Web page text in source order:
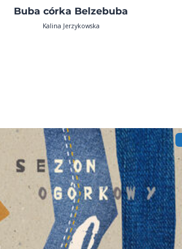
Buba córka Belzebuba
Kalina Jerzykowska